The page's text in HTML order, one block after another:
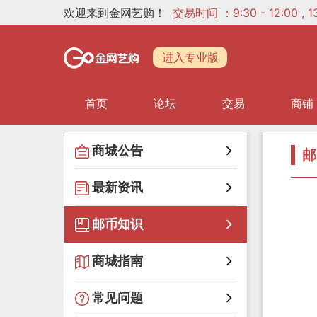
欢迎来到金网艺购！ 交易时间 ：9:30 - 12:00 ,
进入专业版
首页 论坛 交易 商铺
商城公告
最新资讯
邮币知识
商城指南
常见问题